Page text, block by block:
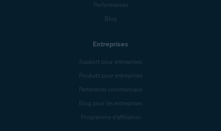
Performances
Blog
Entreprises
Support pour entreprises
Produits pour entreprises
Partenaires commerciaux
Blog pour les entreprises
Programme d’affiliation